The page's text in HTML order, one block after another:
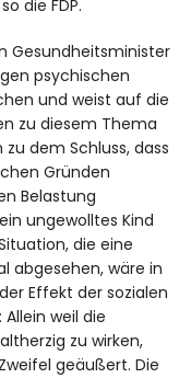
die FDP.
Gesundheitsminister
psychischen
und weist auf die
zu diesem Thema
dem Schluss, dass
Gründen
Belastung
ungewolltes Kind
die eine
abgesehen, wäre in
Effekt der sozialen
weil die
zu wirken,
geäußert. Die